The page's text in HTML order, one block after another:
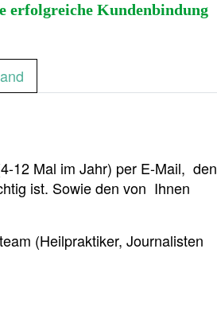
erfolgreiche Kundenbindung
12 Mal im Jahr) per E-Mail, den
ist. Sowie den von Ihnen
(Heilpraktiker, Journalisten